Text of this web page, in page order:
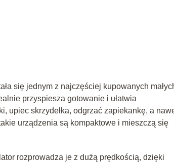
się jednym z najczęściej kupowanych
przyspiesza gotowanie i ułatwia
upiec skrzydełka, odgrzać zapiekankę, a
urządzenia są kompaktowe i mieszczą się
rozprowadza je z dużą prędkością, dzięki